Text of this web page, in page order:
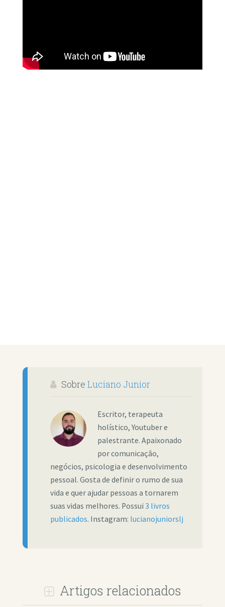
Sobre Luciano Junior
Escritor, terapeuta
holístico, Youtuber e
palestrante. Apaixonado
por comunicação,
negócios, psicologia e desenvolvimento
pessoal. Gosta de definir o rumo de sua
vida e quer ajudar pessoas a tornarem
suas vidas melhores. Possui 3 livros
publicados. Instagram: lucianojuniorslj
Artigos relacionados